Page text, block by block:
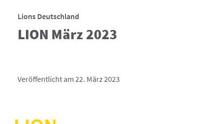
Lions Deutschland
LION März 2023
Veröffentlicht am 22. März 2023